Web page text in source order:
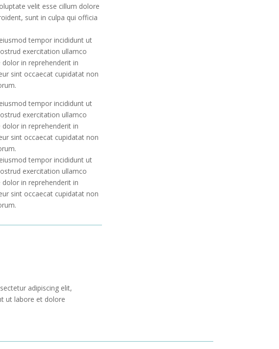
velit esse cillum dolore
sunt in culpa qui officia
tempor incididunt ut
exercitation ullamco
in reprehenderit in
sint occaecat cupidatat non
tempor incididunt ut
exercitation ullamco
in reprehenderit in
sint occaecat cupidatat non
tempor incididunt ut
exercitation ullamco
in reprehenderit in
sint occaecat cupidatat non
adipiscing elit,
ut labore et dolore